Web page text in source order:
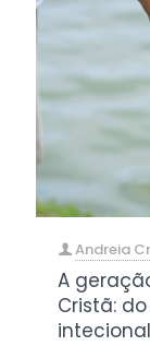
Andreia
A
Cristã:
intecional